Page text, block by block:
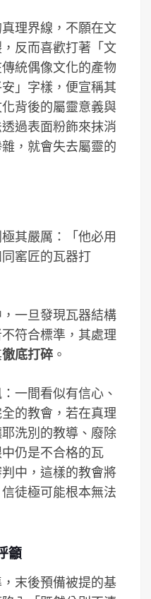
理界線，不願在文
反而喜歡打著「文
統偶像文化的產物
」字樣，便宣稱其
背後的屬靈意義與
過表面粉飾來抹消
，就會失去屬靈的
其嚴厲：「他必用
窰匠的瓦器打
一旦發現瓦器結構
符合標準，其處理
徹底打碎 。
一間看似有信心、
的教會，若在真理
洗別的教導、廢除
仍是不合格的瓦
中，這樣的教會將
徒極可能根本無法
籲
末後預備被提的基